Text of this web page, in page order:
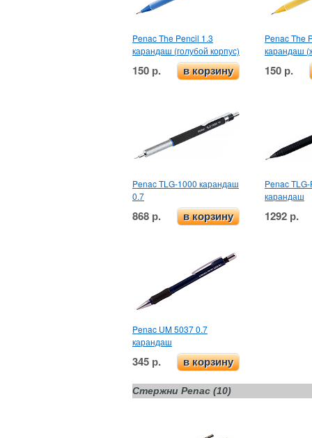
Penac The Pencil 1.3
карандаш (голубой корпус)
150 р. в корзину
Penac The
карандаш
150 р.
Penac TLG-1000 карандаш
0.7
868 р. в корзину
Penac
карандаш
1292 р.
Penac UM 5037 0.7
карандаш
345 р. в корзину
Стержни Penac (10)